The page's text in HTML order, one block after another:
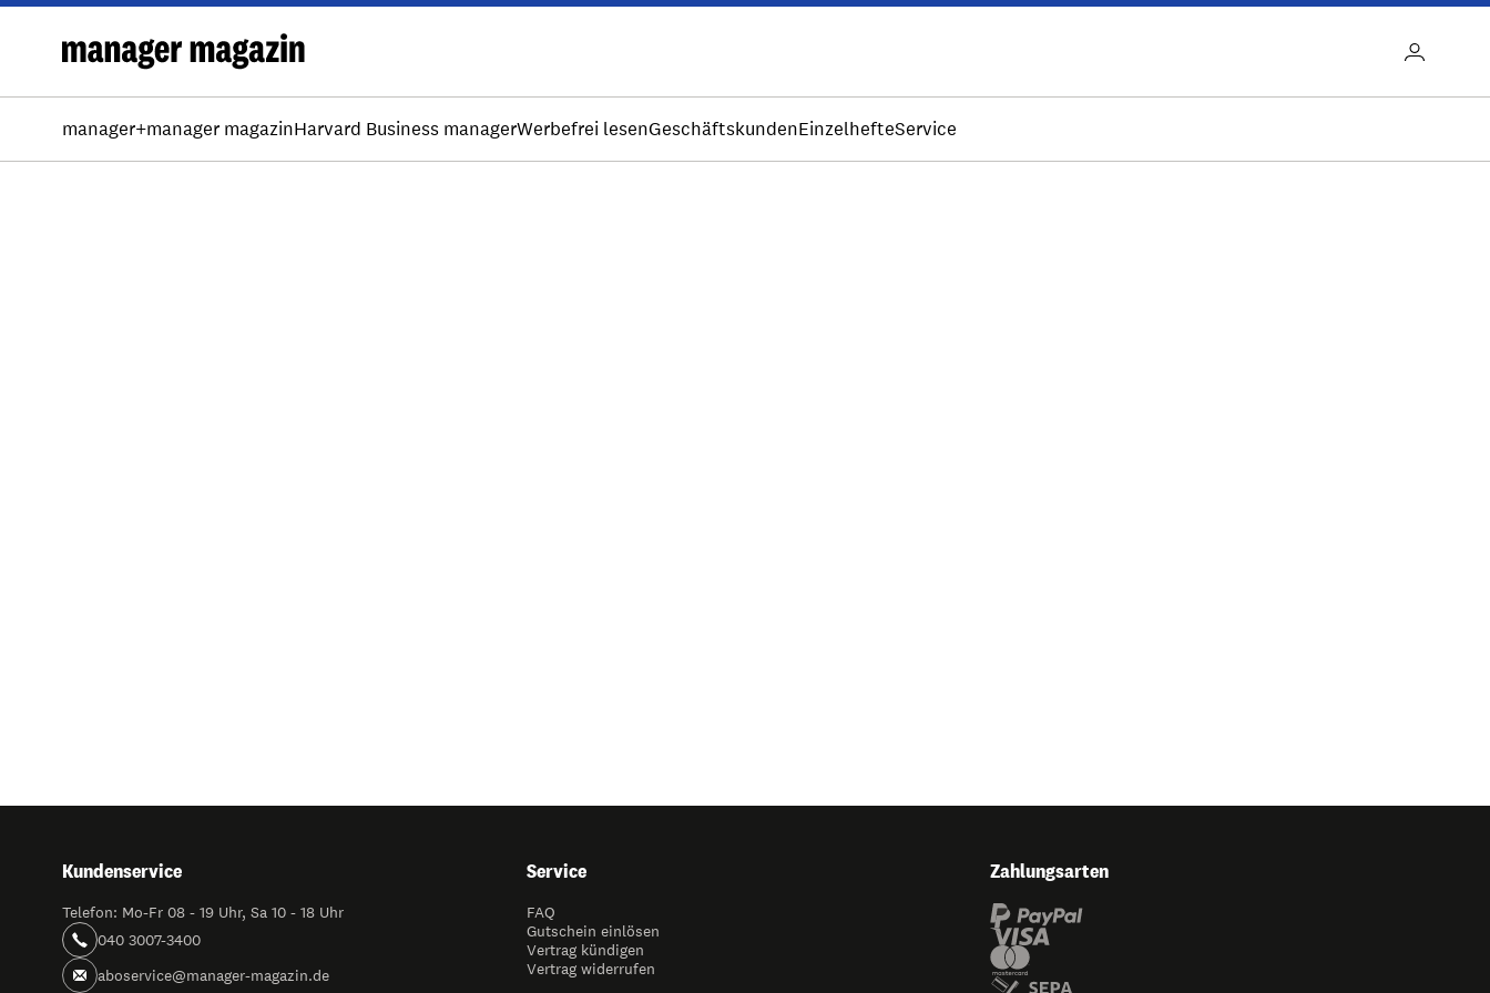
manager+manager magazinHarvard Business managerWerbefrei lesenGeschäftskundenEinzelhefteService
Kundenservice
Telefon: Mo-Fr 08 - 19 Uhr, Sa 10 - 18 Uhr
040 3007-3400
aboservice@manager-magazin.de
Service
FAQ
Gutschein einlösen
Vertrag kündigen
Vertrag widerrufen
Zahlungsarten